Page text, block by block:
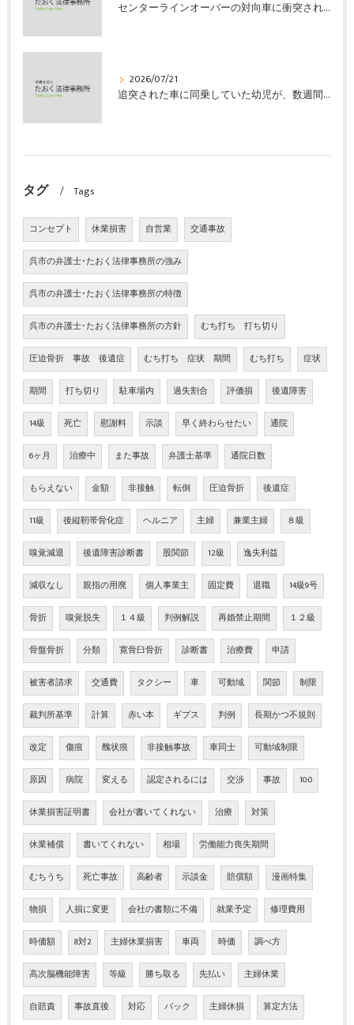
センターラインオーバーの対向車に衝突され、むち打ちを発症し、裁判所の基準で慰謝料などの損害賠償金を獲得した事案｜たおく法律事務所
2026/07/21
追突された車に同乗していた幼児が、数週間の経過観察の後、裁判所の基準で人損の賠償金を獲得した事案｜たおく法律事務所
タグ Tags
コンセプト 休業損害 自営業 交通事故
呉市の弁護士･たおく法律事務所の強み
呉市の弁護士･たおく法律事務所の特徴
呉市の弁護士･たおく法律事務所の方針 むち打ち 打ち切り
圧迫骨折 事故 後遺症 むち打ち 症状 期間 むち打ち 症状
期間 打ち切り 駐車場内 過失割合 評価損 後遺障害
14級 死亡 慰謝料 示談 早く終わらせたい 通院
6ヶ月 治療中 また事故 弁護士基準 通院日数
もらえない 金額 非接触 転倒 圧迫骨折 後遺症
11級 後縦靭帯骨化症 ヘルニア 主婦 兼業主婦 ８級
嗅覚減退 後遺障害診断書 股関節 12級 逸失利益
減収なし 親指の用廃 個人事業主 固定費 退職 14級9号
骨折 嗅覚脱失 １４級 判例解説 再婚禁止期間 １２級
骨盤骨折 分類 寛骨臼骨折 診断書 治療費 申請
被害者請求 交通費 タクシー 車 可動域 関節 制限
裁判所基準 計算 赤い本 ギプス 判例 長期かつ不規則
改定 傷痕 醜状痕 非接触事故 車同士 可動域制限
原因 病院 変える 認定されるには 交渉 事故 10:0
休業損害証明書 会社が書いてくれない 治療 対策
休業補償 書いてくれない 相場 労働能力喪失期間
むちうち 死亡事故 高齢者 示談金 賠償額 漫画特集
物損 人損に変更 会社の書類に不備 就業予定 修理費用
時価額 8対2 主婦休業損害 車両 時価 調べ方
高次脳機能障害 等級 勝ち取る 先払い 主婦休業
自賠責 事故直後 対応 バック 主婦休損 算定方法